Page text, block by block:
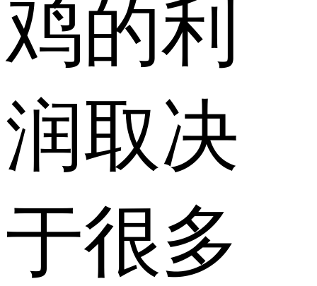
鸡的利
润取决
于很多